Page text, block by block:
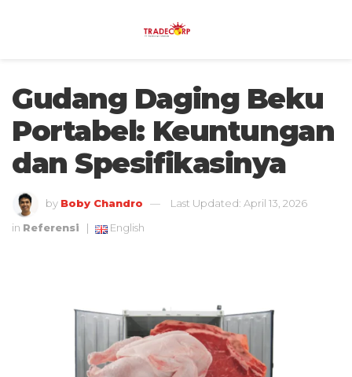
Gudang Daging Beku
Portabel: Keuntungan
dan Spesifikasinya
by Boby Chandro
Last Updated: April 13, 2026
in Referensi | English